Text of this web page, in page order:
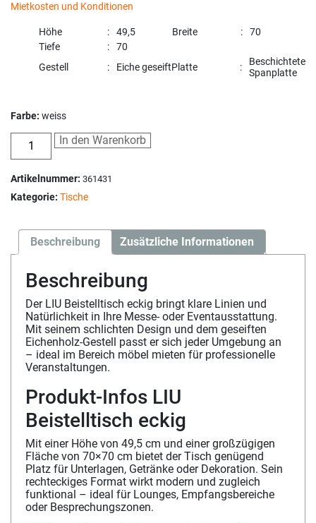
Mietkosten und Konditionen
Höhe 49,5 Breite
70
Tiefe
70
Gestell
Eiche geseiftPlatte
Beschichtete
Spanplatte
Farbe: weiss
In den Warenkorb
Artikelnummer: 361431
Kategorie: Tische
Beschreibung Zusätzliche Informationen
Beschreibung
Der LIU Beistelltisch eckig bringt klare Linien und
Natürlichkeit in Ihre Messe- oder Eventausstattung.
Mit seinem schlichten Design und dem geseiften
Eichenholz-Gestell passt er sich jeder Umgebung an
– ideal im Bereich möbel mieten für professionelle
Veranstaltungen.
Produkt-Infos LIU
Beistelltisch eckig
Mit einer Höhe von 49,5 cm und einer großzügigen
Fläche von 70×70 cm bietet der Tisch genügend
Platz für Unterlagen, Getränke oder Dekoration. Sein
rechteckiges Format wirkt modern und zugleich
funktional – ideal für Lounges, Empfangsbereiche
oder Besprechungszonen.